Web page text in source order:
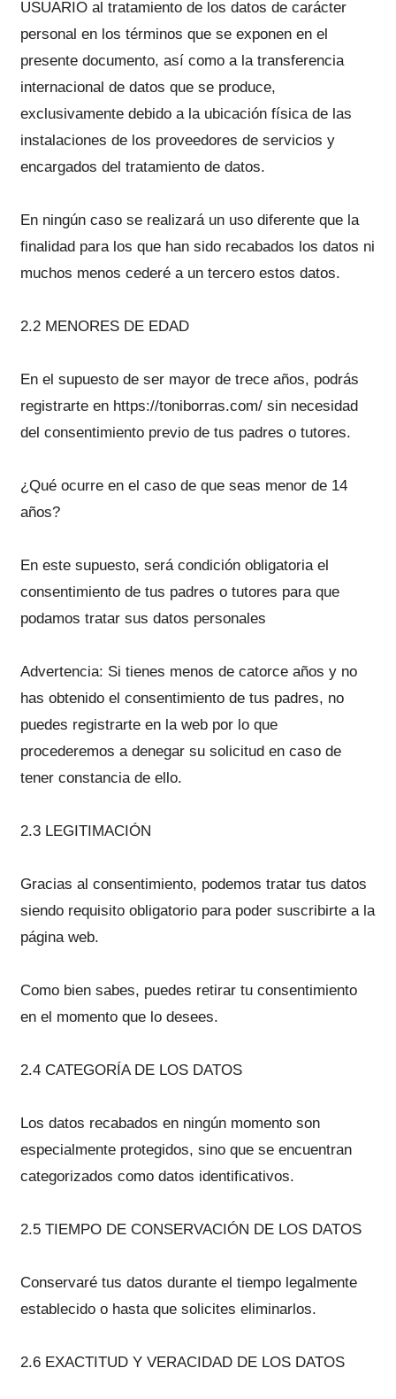
USUARIO al tratamiento de los datos de carácter
personal en los términos que se exponen en el
presente documento, así como a la transferencia
internacional de datos que se produce,
exclusivamente debido a la ubicación física de las
instalaciones de los proveedores de servicios y
encargados del tratamiento de datos.
En ningún caso se realizará un uso diferente que la
finalidad para los que han sido recabados los datos ni
muchos menos cederé a un tercero estos datos.
2.2 MENORES DE EDAD
En el supuesto de ser mayor de trece años, podrás
registrarte en https://toniborras.com/ sin necesidad
del consentimiento previo de tus padres o tutores.
¿Qué ocurre en el caso de que seas menor de 14
años?
En este supuesto, será condición obligatoria el
consentimiento de tus padres o tutores para que
podamos tratar sus datos personales
Advertencia: Si tienes menos de catorce años y no
has obtenido el consentimiento de tus padres, no
puedes registrarte en la web por lo que
procederemos a denegar su solicitud en caso de
tener constancia de ello.
2.3 LEGITIMACIÓN
Gracias al consentimiento, podemos tratar tus datos
siendo requisito obligatorio para poder suscribirte a la
página web.
Como bien sabes, puedes retirar tu consentimiento
en el momento que lo desees.
2.4 CATEGORÍA DE LOS DATOS
Los datos recabados en ningún momento son
especialmente protegidos, sino que se encuentran
categorizados como datos identificativos.
2.5 TIEMPO DE CONSERVACIÓN DE LOS DATOS
Conservaré tus datos durante el tiempo legalmente
establecido o hasta que solicites eliminarlos.
2.6 EXACTITUD Y VERACIDAD DE LOS DATOS